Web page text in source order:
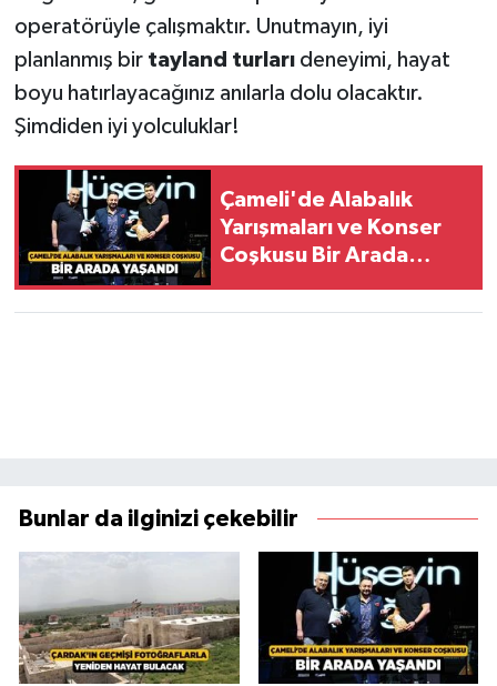
operatörüyle çalışmaktır. Unutmayın, iyi
planlanmış bir tayland turlarıdeneyimi, hayat
boyu hatırlayacağınız anılarla dolu olacaktır.
Şimdiden iyi yolculuklar!
Çameli'de Alabalık
Yarışmaları ve Konser
Coşkusu Bir Arada
Bunlar da ilginizi çekebilir